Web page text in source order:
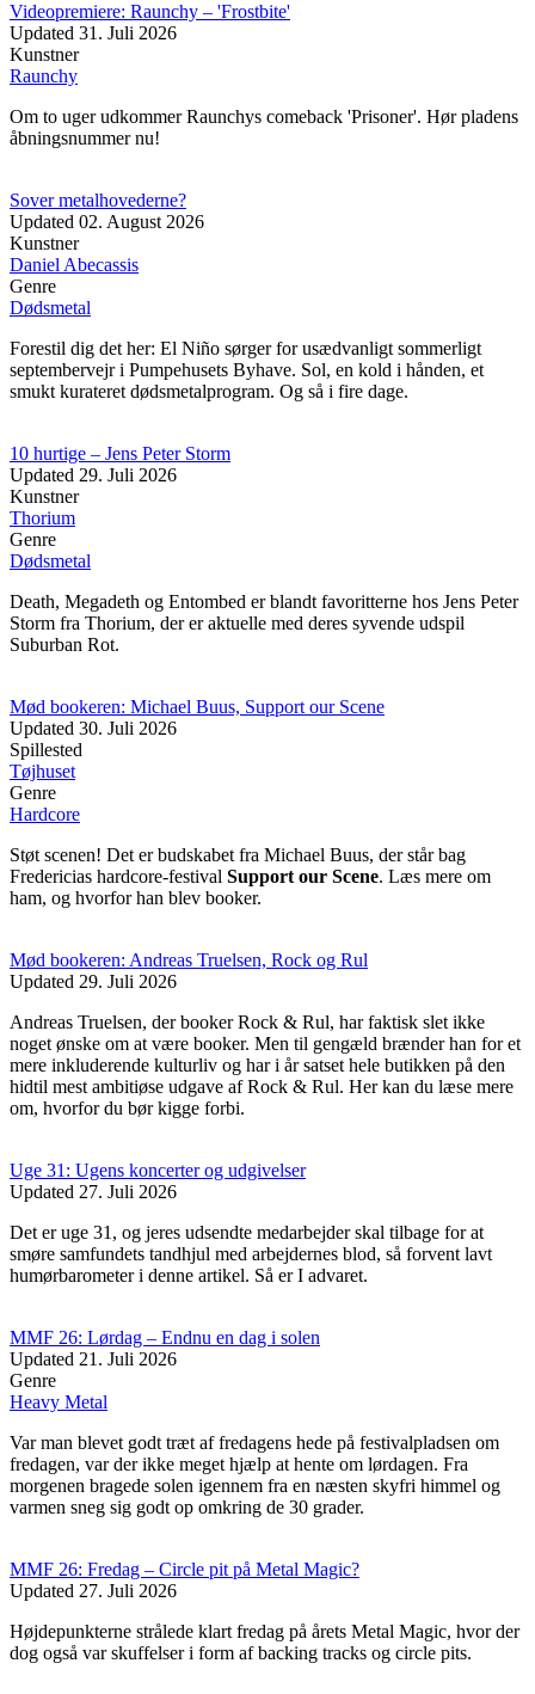
Videopremiere: Raunchy – 'Frostbite'
Updated 31. Juli 2026
Kunstner
Raunchy
Om to uger udkommer Raunchys comeback 'Prisoner'. Hør pladens
åbningsnummer nu!
Sover metalhovederne?
Updated 02. August 2026
Kunstner
Daniel Abecassis
Genre
Dødsmetal
Forestil dig det her: El Niño sørger for usædvanligt sommerligt
septembervejr i Pumpehusets Byhave. Sol, en kold i hånden, et
smukt kurateret dødsmetalprogram. Og så i fire dage.
10 hurtige – Jens Peter Storm
Updated 29. Juli 2026
Kunstner
Thorium
Genre
Dødsmetal
Death, Megadeth og Entombed er blandt favoritterne hos Jens Peter
Storm fra Thorium, der er aktuelle med deres syvende udspil
Suburban Rot.
Mød bookeren: Michael Buus, Support our Scene
Updated 30. Juli 2026
Spillested
Tøjhuset
Genre
Hardcore
Støt scenen! Det er budskabet fra Michael Buus, der står bag
Fredericias hardcore-festival Support our Scene. Læs mere om
ham, og hvorfor han blev booker.
Mød bookeren: Andreas Truelsen, Rock og Rul
Updated 29. Juli 2026
Andreas Truelsen, der booker Rock & Rul, har faktisk slet ikke
noget ønske om at være booker. Men til gengæld brænder han for et
mere inkluderende kulturliv og har i år satset hele butikken på den
hidtil mest ambitiøse udgave af Rock & Rul. Her kan du læse mere
om, hvorfor du bør kigge forbi.
Uge 31: Ugens koncerter og udgivelser
Updated 27. Juli 2026
Det er uge 31, og jeres udsendte medarbejder skal tilbage for at
smøre samfundets tandhjul med arbejdernes blod, så forvent lavt
humørbarometer i denne artikel. Så er I advaret.
MMF 26: Lørdag – Endnu en dag i solen
Updated 21. Juli 2026
Genre
Heavy Metal
Var man blevet godt træt af fredagens hede på festivalpladsen om
fredagen, var der ikke meget hjælp at hente om lørdagen. Fra
morgenen bragede solen igennem fra en næsten skyfri himmel og
varmen sneg sig godt op omkring de 30 grader.
MMF 26: Fredag – Circle pit på Metal Magic?
Updated 27. Juli 2026
Højdepunkterne strålede klart fredag på årets Metal Magic, hvor der
dog også var skuffelser i form af backing tracks og circle pits.